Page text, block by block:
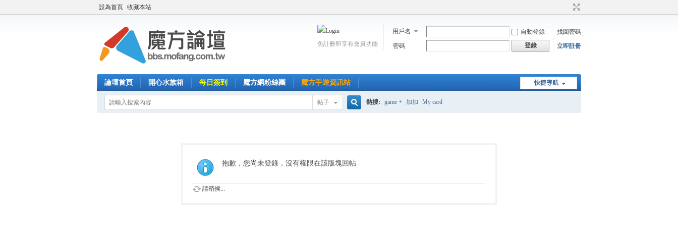
設為首頁 收藏本站
用戶名 自動登錄
找回密碼
密碼
登錄 立即註冊
免註冊即享有會員功能
快捷導航
論壇首頁 開心水族箱 每日簽到 魔方網粉絲團 魔方手遊資訊站
帖子
索
熱搜: game + 加加 My card
抱歉，您尚未登錄，沒有權限在該版塊回帖
請稍候...